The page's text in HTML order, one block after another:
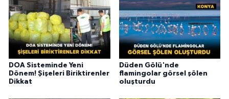
DOA Sisteminde Yeni
Dönem! Şişeleri Biriktirenler
Dikkat
Düden Gölü'nde
flamingolar görsel şölen
oluşturdu